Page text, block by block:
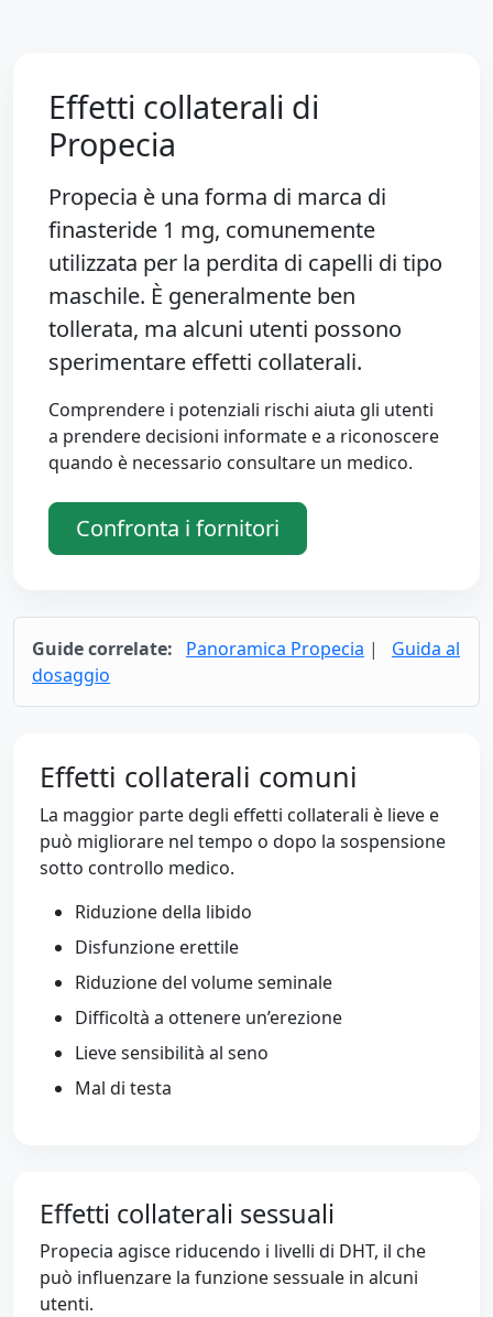
Effetti collaterali di
Propecia
Propecia è una forma di marca di
finasteride 1 mg, comunemente
utilizzata per la perdita di capelli di tipo
maschile. È generalmente ben
tollerata, ma alcuni utenti possono
sperimentare effetti collaterali.
Comprendere i potenziali rischi aiuta gli utenti
a prendere decisioni informate e a riconoscere
quando è necessario consultare un medico.
Confronta i fornitori
Guide correlate: Panoramica Propecia |
Guida al
dosaggio
Effetti collaterali comuni
La maggior parte degli effetti collaterali è lieve e
può migliorare nel tempo o dopo la sospensione
sotto controllo medico.
Riduzione della libido
Disfunzione erettile
Riduzione del volume seminale
Difficoltà a ottenere un’erezione
Lieve sensibilità al seno
Mal di testa
Effetti collaterali sessuali
Propecia agisce riducendo i livelli di DHT, il che
può influenzare la funzione sessuale in alcuni
utenti.